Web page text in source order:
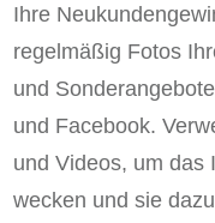
Ihre
regelmäßig Fotos
und
und Facebook.
und Videos, um das
wecken und sie